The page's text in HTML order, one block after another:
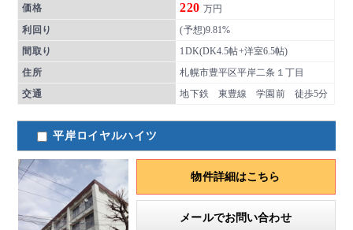
価格 220 万円
利回り
(予想)9.81%
間取り
1DK(DK4.5帖+洋室6.5帖)
住所
札幌市豊平区平岸二条１丁目
交通
地下鉄 東豊線 学園前 徒歩5分
平岸ロイヤルハイツ
物件詳細はこちら
メールでお問い合わせ